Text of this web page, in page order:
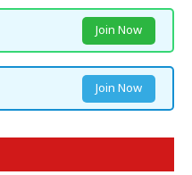
Join Now
Join Now